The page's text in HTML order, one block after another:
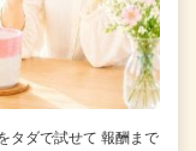
タダで試せて 報酬まで